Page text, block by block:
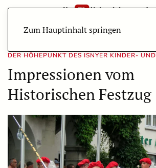
Zum Hauptinhalt springen
DER HÖHEPUNKT DES ISNYER KINDER-
Impressionen vom
Historischen Festzug